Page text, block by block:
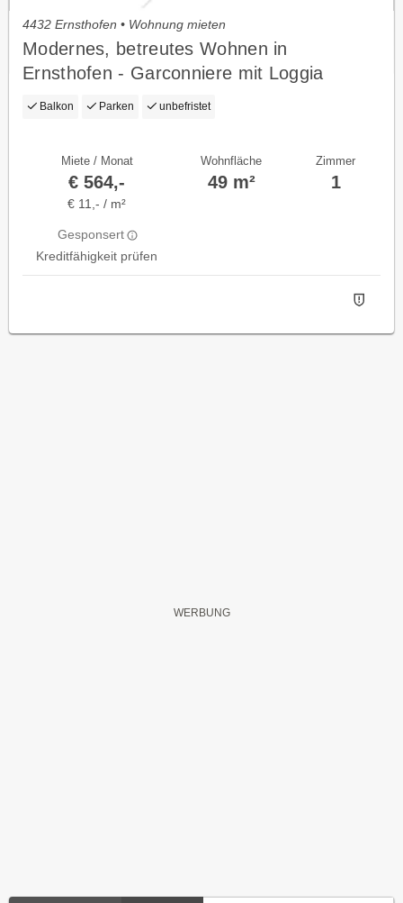
4432 Ernsthofen • Wohnung mieten
Modernes, betreutes Wohnen in
Ernsthofen - Garconniere mit Loggia
Balkon Parken unbefristet
Miete / Monat
€ 564,-
€ 11,- / m²
Gesponsert
Kreditfähigkeit prüfen
Wohnfläche
49 m²
Zimmer
1